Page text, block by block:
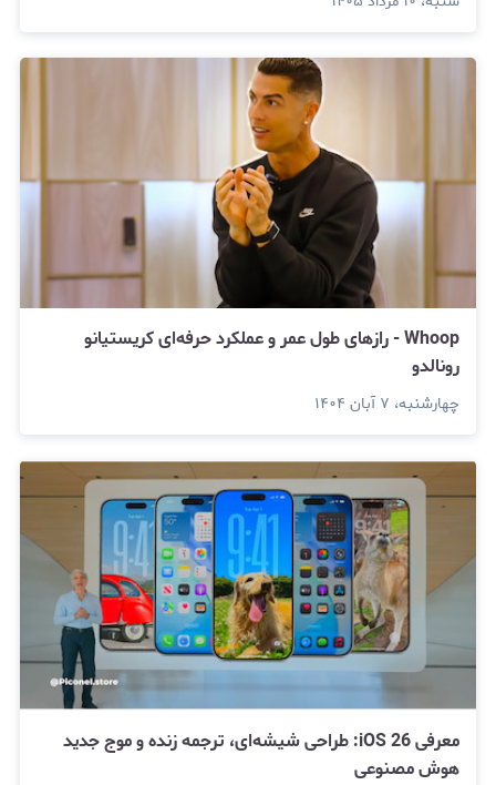
Whoop - رازهای طول عمر و عملکرد حرفه‌ای کریستیانو
رونالدو
چهارشنبه، ۷ آبان ۱۴۰۴
معرفی iOS 26: طراحی شیشه‌ای، ترجمه زنده و موج جدید
هوش مصنوعی